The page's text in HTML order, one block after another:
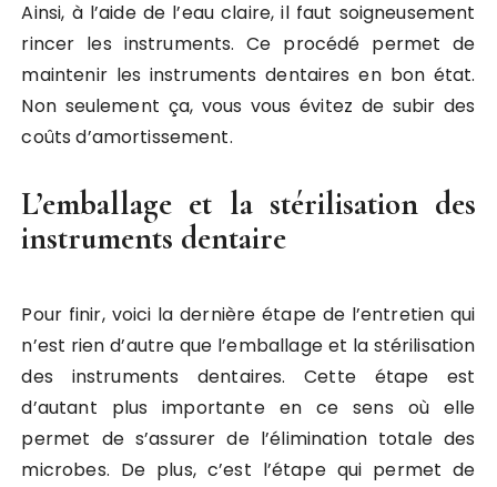
Ainsi, à l’aide de l’eau claire, il faut soigneusement
rincer les instruments. Ce procédé permet de
maintenir les instruments dentaires en bon état.
Non seulement ça, vous vous évitez de subir des
coûts d’amortissement.
L’emballage et la stérilisation des
instruments dentaire
Pour finir, voici la dernière étape de l’entretien qui
n’est rien d’autre que l’emballage et la stérilisation
des instruments dentaires. Cette étape est
d’autant plus importante en ce sens où elle
permet de s’assurer de l’élimination totale des
microbes. De plus, c’est l’étape qui permet de